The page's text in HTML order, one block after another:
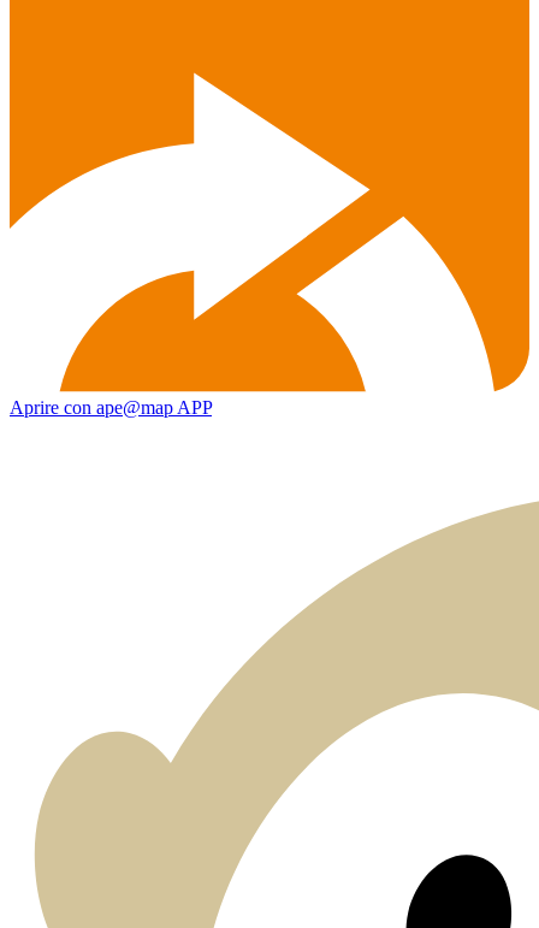
Aprire con ape@map APP